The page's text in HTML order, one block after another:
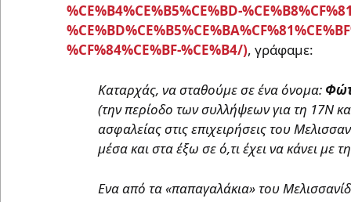
, γράφαμε:
Καταρχάς, να σταθούμε σε ένα όνομα:
(την περίοδο των συλλήψεων για τη 17Ν
ασφαλείας στις επιχειρήσεις του
μέσα και στα έξω σε ό,τι έχει να κάνει με
Ενα από τα «παπαγαλάκια» του